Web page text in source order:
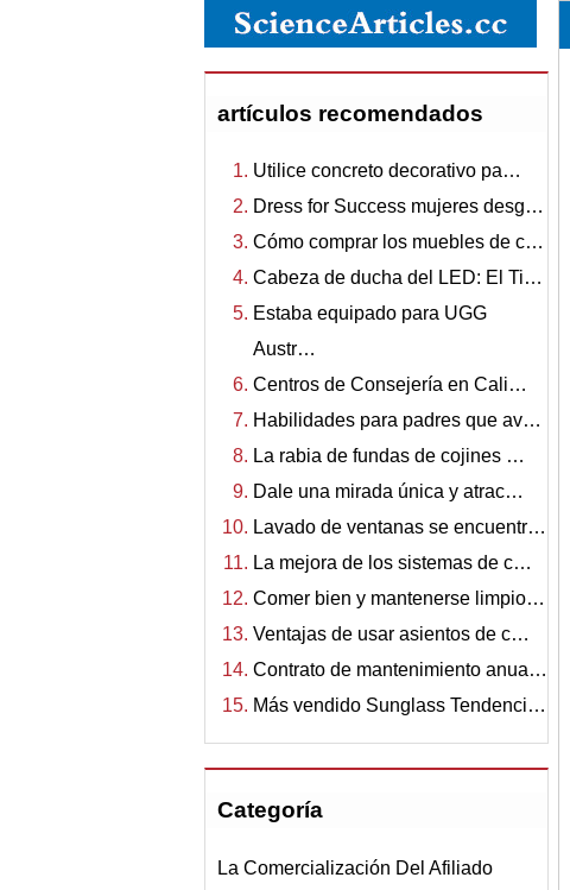
artículos recomendados
Utilice concreto decorativo pa…
Dress for Success mujeres desg…
Cómo comprar los muebles de c…
Cabeza de ducha del LED: El Ti…
Estaba equipado para UGG
Austr…
Centros de Consejería en Cali…
Habilidades para padres que av…
La rabia de fundas de cojines …
Dale una mirada única y atrac…
Lavado de ventanas se encuentr…
La mejora de los sistemas de c…
Comer bien y mantenerse limpio…
Ventajas de usar asientos de c…
Contrato de mantenimiento anua…
Más vendido Sunglass Tendenci…
Categoría
La Comercialización Del Afiliado